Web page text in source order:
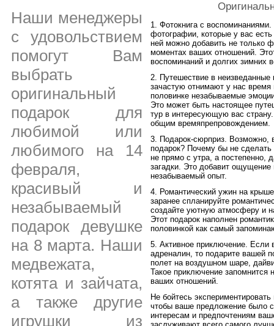
Наши менеджеры
с удовольствием
помогут Вам
выбрать
оригинальный
подарок для
любимой или
любимого на 14
февраля,
красивый и
незабываемый
подарок девушке
на 8 марта. Наши
медвежата,
котята и зайчата,
а также другие
игрушки из
1. Фотокнига с
фотографии, которые у вас
ней можно добавить не только
моментах ваших отношений.
воспоминаний и долгих зимних
2. Путешествие в неизведанные
зачастую отнимают у нас
половинке незабываемые
Это может быть настоящее
тур в интересующую вас
общим времяпрепровождением.
3. Подарок-сюрприз. Возможно,
подарок? Почему бы не
не прямо с утра, а постепенно,
загадки. Это добавит ощущение
незабываемый опыт.
4. Романтический ужин на
заранее спланируйте
создайте уютную атмосферу и
Этот подарок наполнен
половинкой как самый
5. Активное приключение. Если
адреналин, то подарите вашей
полет на воздушном шаре,
Такое приключение запомнится
ваших отношений.
Не бойтесь
чтобы ваше предложение было
интересам и предпочтениям